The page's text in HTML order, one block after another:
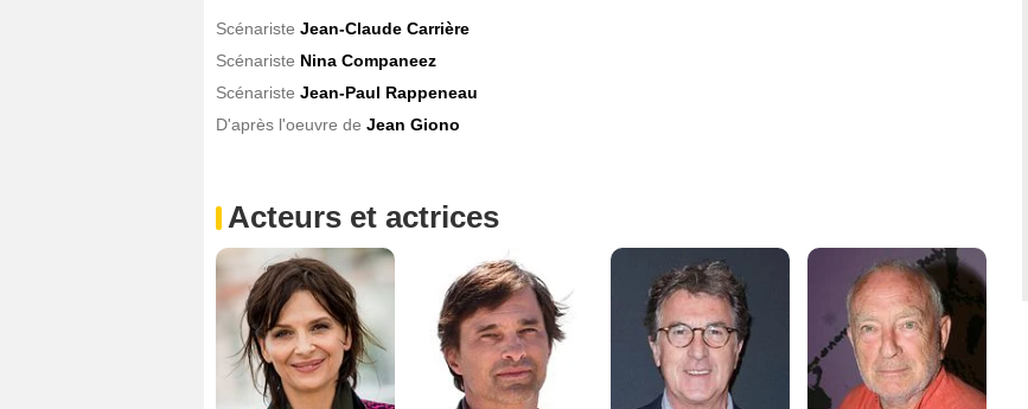
Scénariste Jean-Claude Carrière
Scénariste Nina Companeez
Scénariste Jean-Paul Rappeneau
D'après l'oeuvre de Jean Giono
Acteurs et actrices